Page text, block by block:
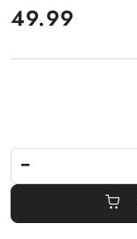
cena:
49.99